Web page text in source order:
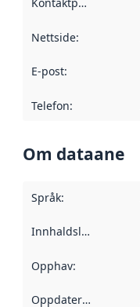
Kontaktpunkt
Nettside:
E-post:
Telefon:
Om dataane
Språk:
Innhaldsleverandørar
Opphav:
Oppdateringsfrekvens